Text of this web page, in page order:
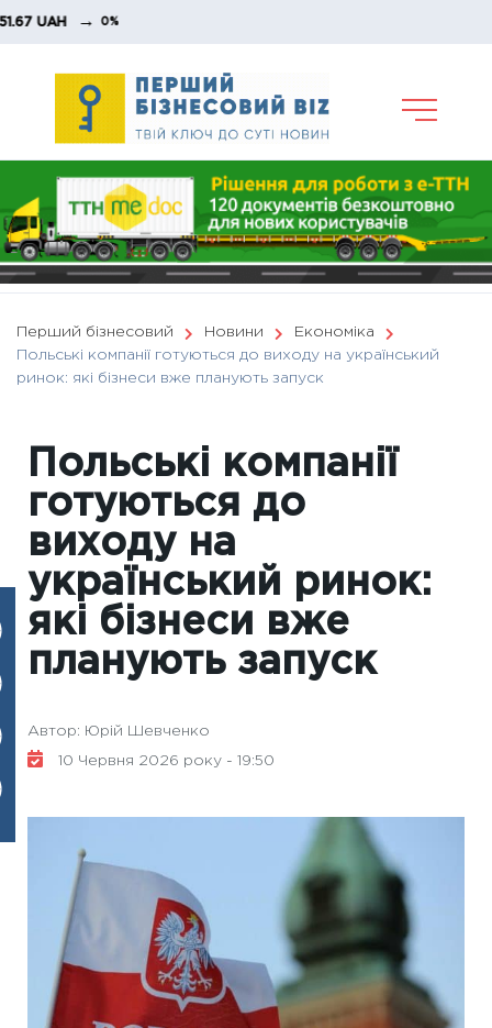
Skip
→ 0%
Перший бізнесовий Новини
Економіка
Польські компанії готуються до виходу на український
ринок: які бізнеси вже планують запуск
Польські компанії
готуються до
виходу на
український ринок:
які бізнеси вже
планують запуск
Автор: Юрій Шевченко
10 Червня 2026 року - 19:50